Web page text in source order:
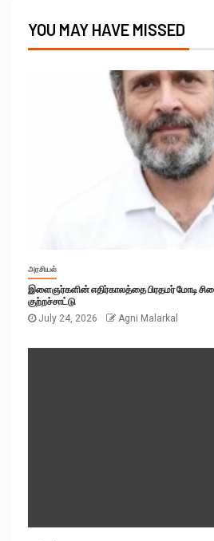
YOU MAY HAVE MISSED
அரசியல்
இளைஞர்களின் எதிர்காலத்தை பிரதமர் மோடி
குற்றச்சாட்டு
July 24, 2026
Agni Malarkal